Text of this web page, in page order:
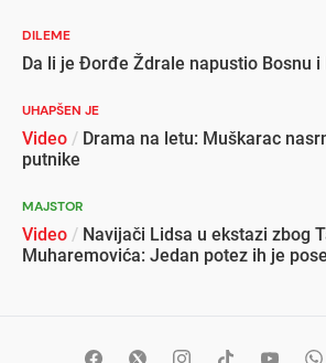
DILEME
Da li je Đorđe Ždrale napustio Bosnu i
UHAPŠEN JE
Video / Drama na letu: Muškarac
putnike
MAJSTOR
Video / Navijači Lidsa u ekstazi zbog
Muharemovića: Jedan potez ih je